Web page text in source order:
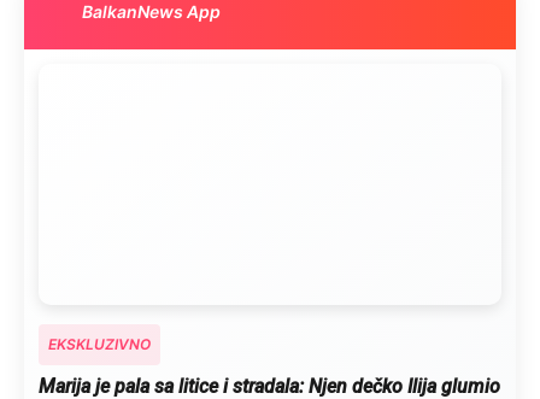
BalkanNews App
EKSKLUZIVNO
Marija je pala sa litice i stradala: Njen dečko Ilija glumio